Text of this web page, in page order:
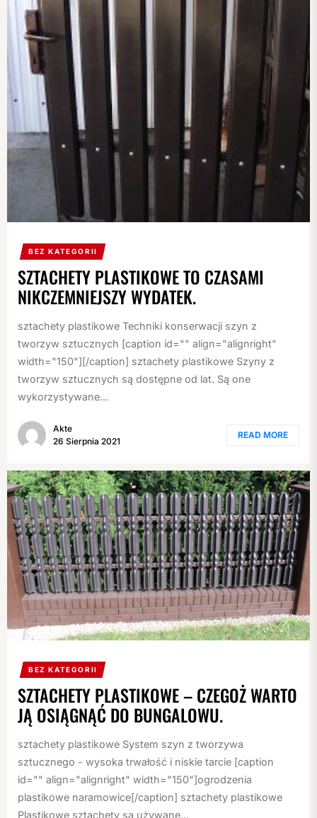
BEZ KATEGORII
SZTACHETY PLASTIKOWE TO CZASAMI
NIKCZEMNIEJSZY WYDATEK.
sztachety plastikowe Techniki konserwacji szyn z
tworzyw sztucznych [caption id="" align="alignright"
width="150"][/caption] sztachety plastikowe Szyny z
tworzyw sztucznych są dostępne od lat. Są one
wykorzystywane...
Akte
26 Sierpnia 2021
READ MORE
BEZ KATEGORII
SZTACHETY PLASTIKOWE – CZEGOŻ WARTO
JĄ OSIĄGNĄĆ DO BUNGALOWU.
sztachety plastikowe System szyn z tworzywa
sztucznego - wysoka trwałość i niskie tarcie [caption
id="" align="alignright" width="150"]ogrodzenia
plastikowe naramowice[/caption] sztachety plastikowe
Plastikowe sztachety są używane...